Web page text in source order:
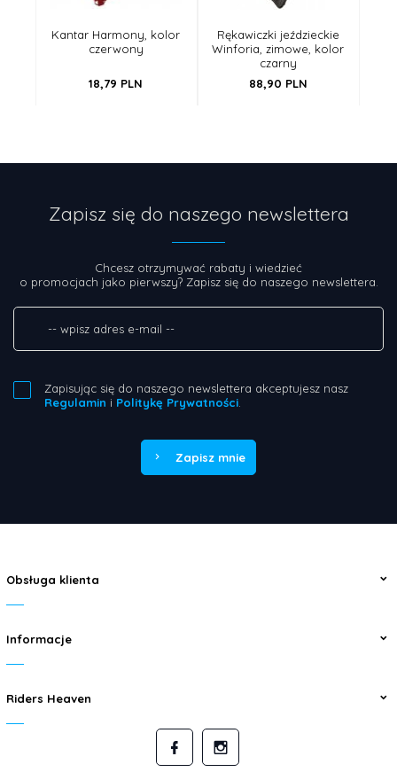
Kantar Harmony, kolor
czerwony
18,79 PLN
Rękawiczki jeździeckie
Winforia, zimowe, kolor
czarny
88,90 PLN
Zapisz się do naszego newslettera
Chcesz otrzymywać rabaty i wiedzieć
o promocjach jako pierwszy? Zapisz się do naszego newslettera.
Zapisując się do naszego newslettera akceptujesz nasz
Regulamin i Politykę Prywatności
Zapisz mnie
Obsługa klienta
Informacje
Riders Heaven